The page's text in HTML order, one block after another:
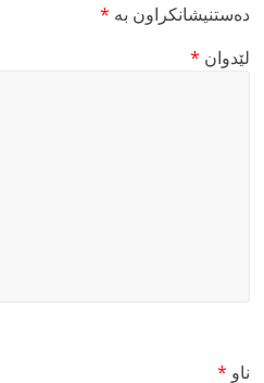
دەستنیشانکراون بە *
لێدوان *
ناو *